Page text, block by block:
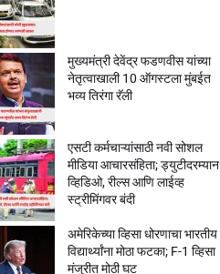
मुख्यमंत्री देवेंद्र फडणवीस यांच्या
नेतृत्वाखाली 10 ऑगस्टला मुंबईत
भव्य तिरंगा रॅली
एसटी कर्मचाऱ्यांसाठी नवी सोशल
मीडिया आचारसंहिता; ड्युटीदरम्यान
व्हिडिओ, रील्स आणि लाईव्ह
स्ट्रीमिंगवर बंदी
अमेरिकेच्या व्हिसा धोरणाचा भारतीय
विद्यार्थ्यांना मोठा फटका; F-1 व्हिसा
मंजुरीत मोठी घट